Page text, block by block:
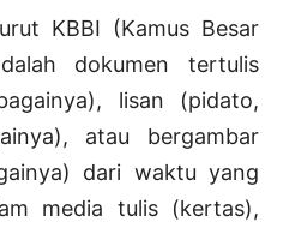
KBBI (Kamus Besar
dokumen tertulis
lisan (pidato,
atau bergambar
dari waktu yang
media tulis (kertas),